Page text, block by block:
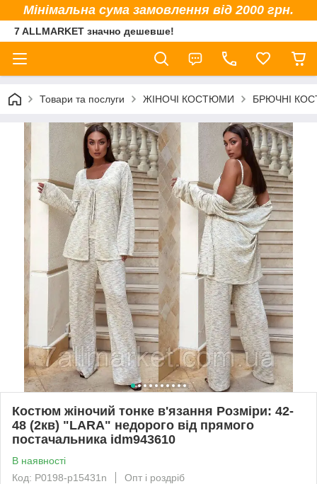
Мінімальна сума замовлення від 2000 грн.
7 ALLMARKET значно дешевше!
Товари та послуги ЖІНОЧІ КОСТЮМИ БРЮЧНІ
Костюм жіночий тонке в'язання Розміри: 42-
48 (2кв) "LARA" недорого від прямого
постачальника idm943610
В наявності
Код: P0198-р15431n
Опт і роздріб